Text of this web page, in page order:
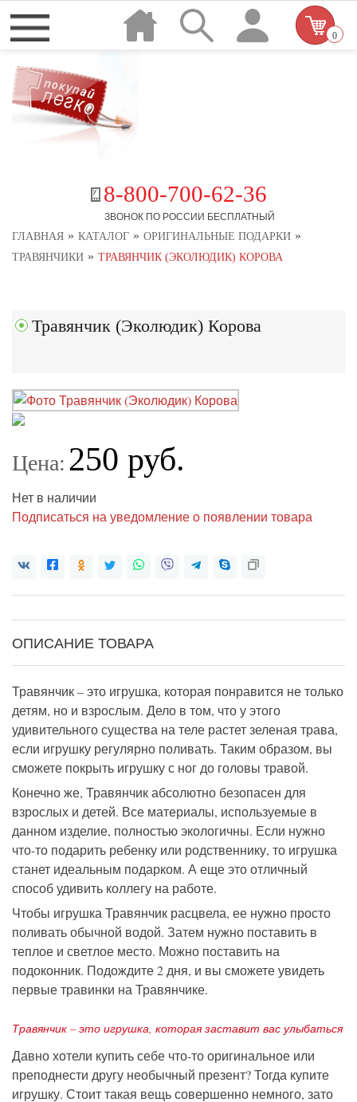
8-800-700-62-36
ЗВОНОК ПО РОССИИ БЕСПЛАТНЫЙ
0
ГЛАВНАЯ » КАТАЛОГ » ОРИГИНАЛЬНЫЕ ПОДАРКИ »
ТРАВЯНЧИКИ » ТРАВЯНЧИК (ЭКОЛЮДИК) КОРОВА
Травянчик (Эколюдик) Корова
Цена: 250 руб.
Нет в наличии
Подписаться на уведомление о появлении товара
ОПИСАНИЕ ТОВАРА
Травянчик – это игрушка, которая понравится не только
детям, но и взрослым. Дело в том, что у этого
удивительного существа на теле растет зеленая трава,
если игрушку регулярно поливать. Таким образом, вы
сможете покрыть игрушку с ног до головы травой.
Конечно же, Травянчик абсолютно безопасен для
взрослых и детей. Все материалы, используемые в
данном изделие, полностью экологичны. Если нужно
что-то подарить ребенку или родственнику, то игрушка
станет идеальным подарком. А еще это отличный
способ удивить коллегу на работе.
Чтобы игрушка Травянчик расцвела, ее нужно просто
поливать обычной водой. Затем нужно поставить в
теплое и светлое место. Можно поставить на
подоконник. Подождите 2 дня, и вы сможете увидеть
первые травинки на Травянчике.
Травянчик – это игрушка, которая заставит вас улыбаться
Давно хотели купить себе что-то оригинальное или
преподнести другу необычный презент? Тогда купите
игрушку. Стоит такая вещь совершенно немного, зато